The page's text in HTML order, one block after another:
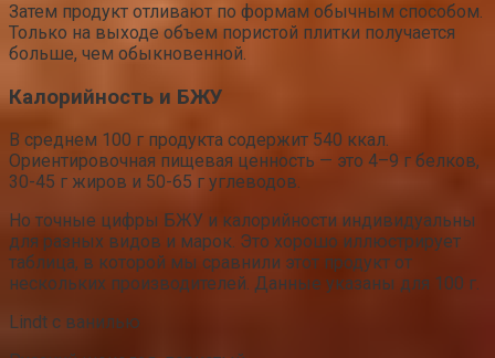
Затем продукт отливают по формам обычным способом.
Только на выходе объем пористой плитки получается
больше, чем обыкновенной.
Калорийность и БЖУ
В среднем 100 г продукта содержит 540 ккал.
Ориентировочная пищевая ценность — это 4–9 г белков,
30-45 г жиров и 50-65 г углеводов.
Но точные цифры БЖУ и калорийности индивидуальны
для разных видов и марок. Это хорошо иллюстрирует
таблица, в которой мы сравнили этот продукт от
нескольких производителей. Данные указаны для 100 г.
Lindt с ванилью